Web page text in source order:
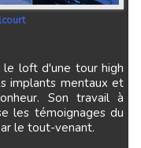
implants mentaux et
Son travail à
les témoignages du
le tout-venant.